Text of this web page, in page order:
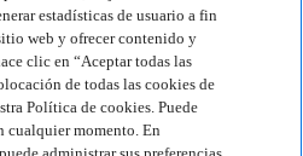
estadísticas de usuario a fin
web y ofrecer contenido y
clic en “Aceptar todas las
de todas las cookies de
Política de cookies. Puede
cualquier momento. En